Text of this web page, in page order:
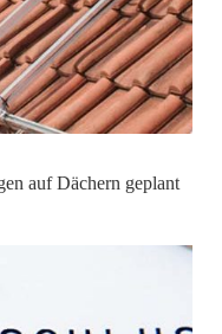
auf Dächern geplant